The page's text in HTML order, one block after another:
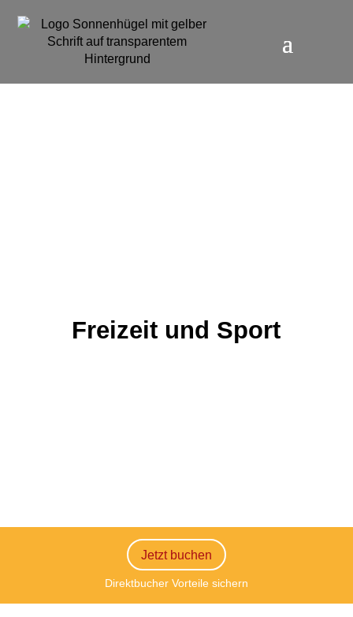
Freizeit und Sport
Jetzt buchen
Direktbucher Vorteile sichern